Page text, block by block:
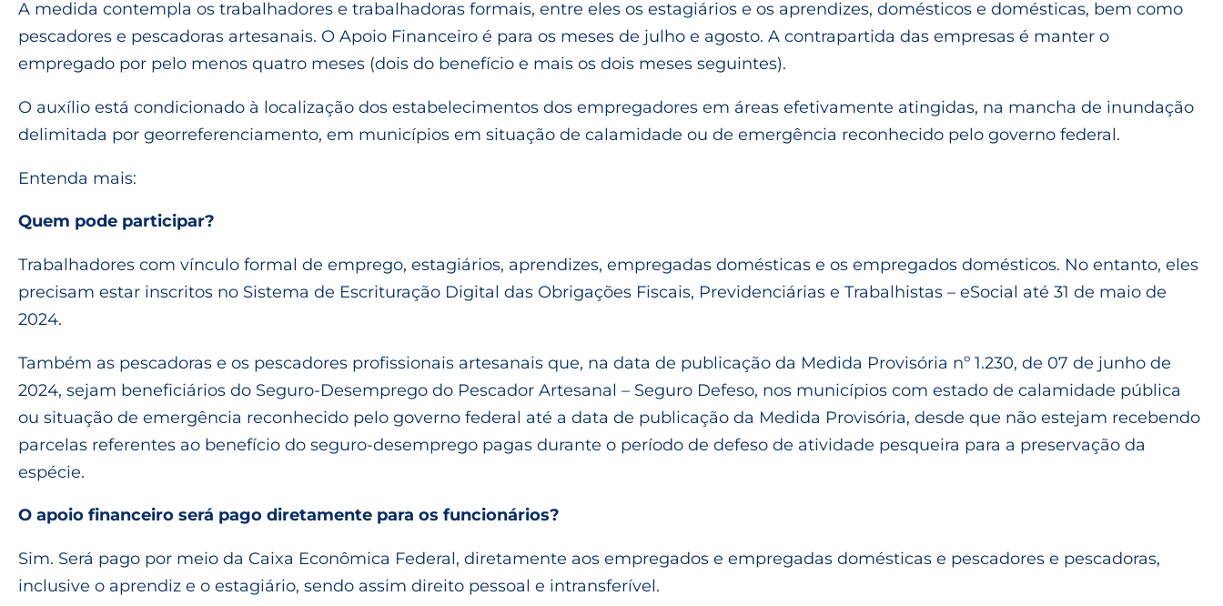
A medida contempla os trabalhadores e trabalhadoras formais, entre eles os estagiários e os aprendizes, domésticos e domésticas, bem como
pescadores e pescadoras artesanais. O Apoio Financeiro é para os meses de julho e agosto. A contrapartida das empresas é manter o
empregado por pelo menos quatro meses (dois do benefício e mais os dois meses seguintes).
O auxílio está condicionado à localização dos estabelecimentos dos empregadores em áreas efetivamente atingidas, na mancha de inundação
delimitada por georreferenciamento, em municípios em situação de calamidade ou de emergência reconhecido pelo governo federal.
Entenda mais:
Quem pode participar?
Trabalhadores com vínculo formal de emprego, estagiários, aprendizes, empregadas domésticas e os empregados domésticos. No entanto, eles
precisam estar inscritos no Sistema de Escrituração Digital das Obrigações Fiscais, Previdenciárias e Trabalhistas – eSocial até 31 de maio de
2024.
Também as pescadoras e os pescadores profissionais artesanais que, na data de publicação da Medida Provisória nº 1.230, de 07 de junho de
2024, sejam beneficiários do Seguro-Desemprego do Pescador Artesanal – Seguro Defeso, nos municípios com estado de calamidade pública
ou situação de emergência reconhecido pelo governo federal até a data de publicação da Medida Provisória, desde que não estejam recebendo
parcelas referentes ao benefício do seguro-desemprego pagas durante o período de defeso de atividade pesqueira para a preservação da
espécie.
O apoio financeiro será pago diretamente para os funcionários?
Sim. Será pago por meio da Caixa Econômica Federal, diretamente aos empregados e empregadas domésticas e pescadores e pescadoras,
inclusive o aprendiz e o estagiário, sendo assim direito pessoal e intransferível.